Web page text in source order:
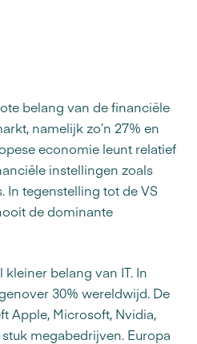
belang van de financiële
namelijk zo’n 27% en
economie leunt relatief
instellingen zoals
In tegenstelling tot de VS
de dominante
belang van IT. In
30% wereldwijd. De
Apple, Microsoft, Nvidia,
megabedrijven. Europa